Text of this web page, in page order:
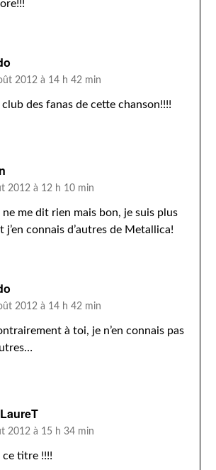
2012 à 14 h 42 min
club des fanas de cette chanson!!!!
2012 à 12 h 10 min
me dit rien mais bon, je suis plus
connais d’autres de Metallica!
2012 à 14 h 42 min
à toi, je n’en connais pas
2012 à 15 h 34 min
titre !!!!